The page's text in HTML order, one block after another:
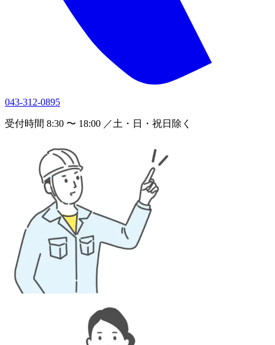
043-312-0895
受付時間 8:30 〜 18:00 ／土・日・祝日除く